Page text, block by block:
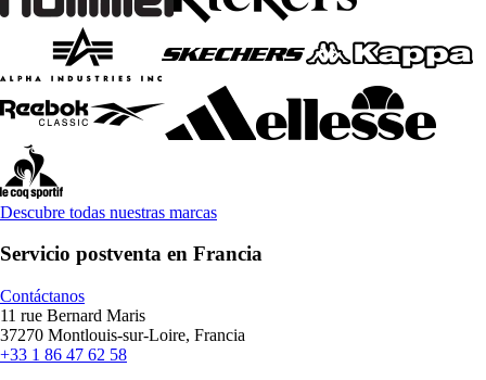
Descubre todas nuestras marcas
Servicio postventa en Francia
Contáctanos
11 rue Bernard Maris
37270 Montlouis-sur-Loire, Francia
+33 1 86 47 62 58